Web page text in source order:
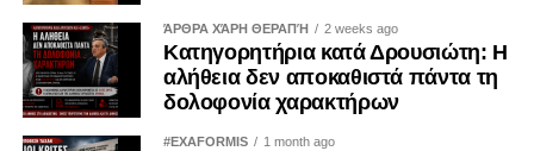
ΆΡΘΡΑ ΧΆΡΗ ΘΕΡΑΠΉ 2 weeks ago
Κατηγορητήρια κατά Δρουσιώτη: Η
αλήθεια δεν αποκαθιστά πάντα τη
δολοφονία χαρακτήρων
#EXAFORMIS 1 month ago